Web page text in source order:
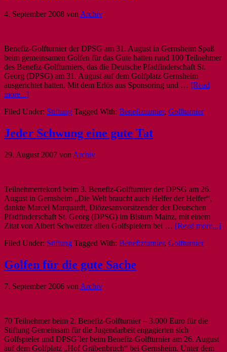
4. September 2008 von Archiv
Benefiz-Golfturnier der DPSG am 31. August in Gernsheim Spaß
beim gemeinsamen Golfen für das Gute hatten rund 100 Teilnehmer
des Benefiz-Golfturniers, das die Deutsche Pfadfinderschaft St.
Georg (DPSG) am 31. August auf dem Golfplatz Gernsheim
ausgerichtet hatten. Mit dem Erlös aus Sponsoring und … [Read
more...]
Filed Under: Stiftung Tagged With: Benefizturnier, Golfturnier
Jeder Schwung eine gute Tat
29. August 2007 von Archiv
Teilnehmerrekord beim 3. Benefiz-Golfturnier der DPSG am 26.
August in Gernsheim „Die Welt braucht auch Helfer der Helfer“,
dankte Marcel Marquardt, Diözesanvorsitzender der Deutschen
Pfadfinderschaft St. Georg (DPSG) im Bistum Mainz, mit einem
Zitat von Albert Schweitzer allen Golfspielern bei … [Read more...]
Filed Under: Stiftung Tagged With: Benefizturnier, Golfturnier
Golfen für die gute Sache
7. September 2006 von Archiv
70 Teilnehmer beim 2. Benefiz-Golfturnier – 3.000 Euro für die
Stiftung Gemeinsam für die Jugendarbeit engagierten sich
Golfspieler und DPSG´ler beim Benefiz-Golfturnier am 26. August
auf dem Golfplatz „Hof Gräbenbruch“ bei Gernsheim. Unter dem